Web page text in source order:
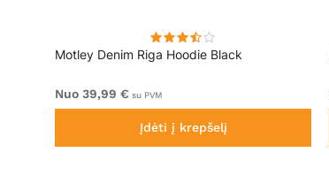
Motley Denim Riga Hoodie Black
Nuo 39,99 € su PVM
Įdėti į krepšelį